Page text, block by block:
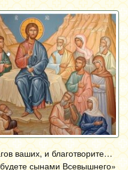
ваших, и благотворите…
сынами Всевышнего»